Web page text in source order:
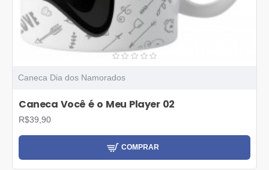
Caneca Dia dos Namorados
Caneca Você é o Meu Player 02
R$39,90
COMPRAR